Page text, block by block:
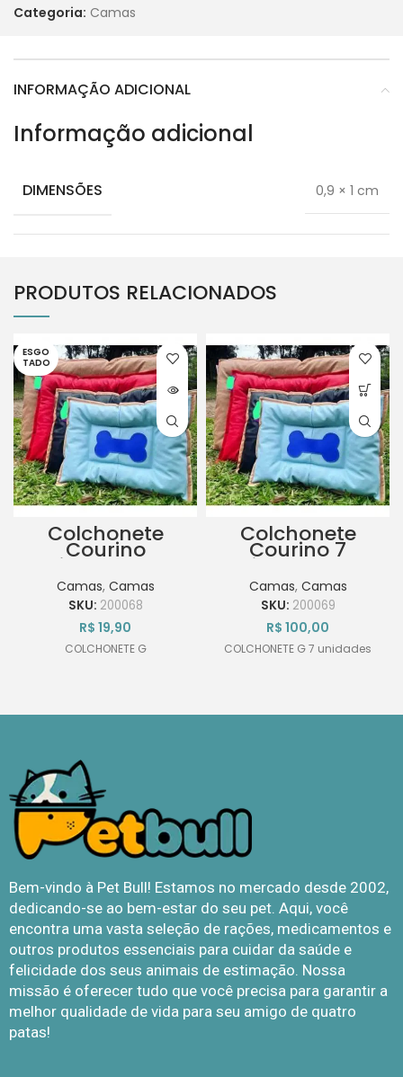
Categoria: Camas
INFORMAÇÃO ADICIONAL
Informação adicional
DIMENSÕES 0,9 × 1 cm
PRODUTOS RELACIONADOS
ESGO
TADO
Colchonete
Courino
Unidade Cores
Diversas
Camas, Camas
SKU: 200068
R$ 19,90
COLCHONETE G
Colchonete
Courino 7
Unidade Cores
Diversas
Camas, Camas
SKU: 200069
R$ 100,00
COLCHONETE G 7 unidades
Bem-vindo à Pet Bull! Estamos no mercado desde 2002,
dedicando-se ao bem-estar do seu pet. Aqui, você
encontra uma vasta seleção de rações, medicamentos e
outros produtos essenciais para cuidar da saúde e
felicidade dos seus animais de estimação. Nossa
missão é oferecer tudo que você precisa para garantir a
melhor qualidade de vida para seu amigo de quatro
patas!